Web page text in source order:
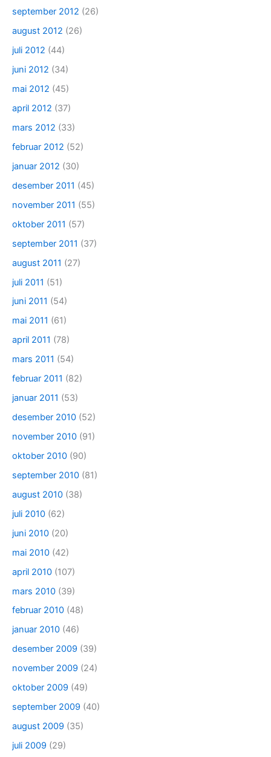
september 2012 (26)
august 2012 (26)
juli 2012 (44)
juni 2012 (34)
mai 2012 (45)
april 2012 (37)
mars 2012 (33)
februar 2012 (52)
januar 2012 (30)
desember 2011 (45)
november 2011 (55)
oktober 2011 (57)
september 2011 (37)
august 2011 (27)
juli 2011 (51)
juni 2011 (54)
mai 2011 (61)
april 2011 (78)
mars 2011 (54)
februar 2011 (82)
januar 2011 (53)
desember 2010 (52)
november 2010 (91)
oktober 2010 (90)
september 2010 (81)
august 2010 (38)
juli 2010 (62)
juni 2010 (20)
mai 2010 (42)
april 2010 (107)
mars 2010 (39)
februar 2010 (48)
januar 2010 (46)
desember 2009 (39)
november 2009 (24)
oktober 2009 (49)
september 2009 (40)
august 2009 (35)
juli 2009 (29)